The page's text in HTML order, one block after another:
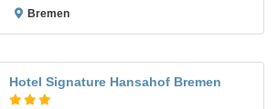
Bremen
Hotel Signature Hansahof Bremen